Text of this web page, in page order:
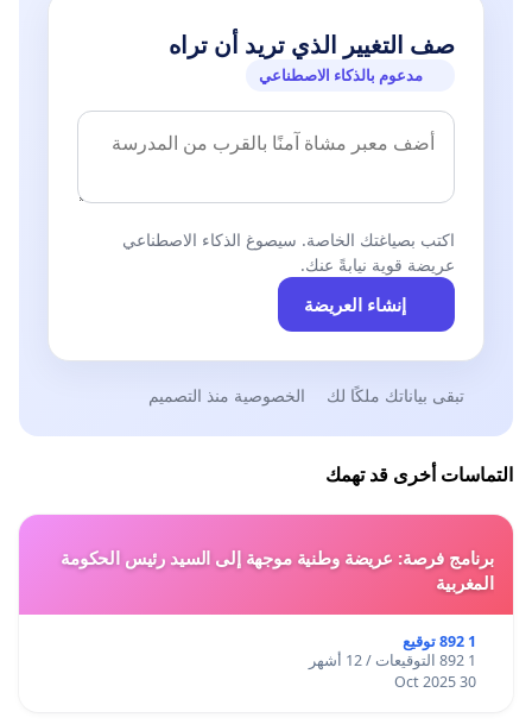
3.د.لاهاي عبدالحسين أكاديمية
6.د.فاتن الجراح مخرجة مسرح طفل
بغداد
8.مي مظفر شاعرة وناقدة فنية
10.د.نادية هناوي أكاديمية بغداد
11.سعاد الجزائري كاتبة لندن
13.عواطف نعيم فنانة بغداد
الولايات المتحدة
15.دنيا ميخائيل شاعرة الولايات
صف التغيير الذي تريد أن تراه
مدعوم بالذكاء الاصطناعي
اكتب بصياغتك الخاصة. سيصوغ الذكاء الاصطناعي
عريضة قوية نيابةً عنك.
إنشاء العريضة
تبقى بياناتك ملكًا لك الخصوصية منذ التصميم
التماسات أخرى قد تهمك
برنامج فرصة: عريضة وطنية موجهة إلى السيد رئيس الحكومة
المغربية
1 892 توقيع
1 892 التوقيعات / 12 أشهر
30 Oct 2025